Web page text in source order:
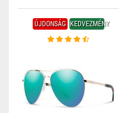
ÚJDONSÁG KEDVEZMÉNY